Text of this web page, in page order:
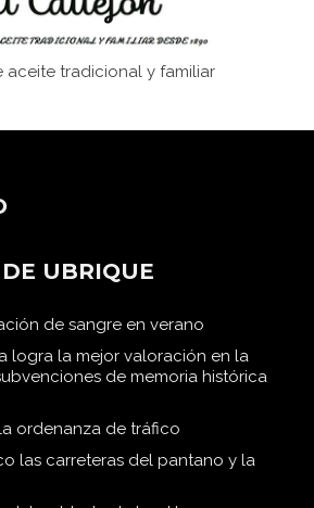
aceite tradicional y familiar
UBRIQUE
de sangre en verano
logra la mejor valoración en la
de memoria histórica
ordenanza de tráfico
las carreteras del pantano y la